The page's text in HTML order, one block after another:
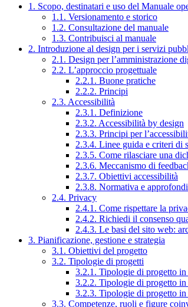
1. Scopo, destinatari e uso del Manuale
1.1. Versionamento e storico
1.2. Consultazione del manuale
1.3. Contribuisci al manuale
2. Introduzione al design per i servizi
2.1. Design per l’amministrazione
2.2. L’approccio progettuale
2.2.1. Buone pratiche
2.2.2. Principi
2.3. Accessibilità
2.3.1. Definizione
2.3.2. Accessibilità by design
2.3.3. Principi per
2.3.4. Linee guida e criteri di
2.3.5. Come rilasciare una
2.3.6. Meccanismo di
2.3.7. Obiettivi accessibilità
2.3.8. Normativa e
2.4. Privacy
2.4.1. Come rispettare la
2.4.2. Richiedi il consenso
2.4.3. Le basi del sito web:
3. Pianificazione, gestione e strategia
3.1. Obiettivi del progetto
3.2. Tipologie di progetti
3.2.1. Tipologie di progetto
3.2.2. Tipologie di progetto in
3.2.3. Tipologie di progetto
3.3. Competenze, ruoli e figure